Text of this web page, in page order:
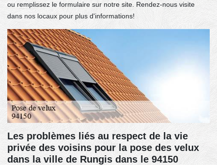
ou remplissez le formulaire sur notre site. Rendez-nous visite
dans nos locaux pour plus d'informations!
Les problèmes liés au respect de la vie
privée des voisins pour la pose des velux
dans la ville de Rungis dans le 94150